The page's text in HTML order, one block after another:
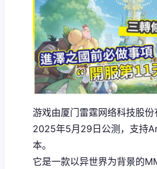
游戏由厦门雷霆网络科技股
2025年5月29日公测，支持
本。
它是一款以异世界为背景的